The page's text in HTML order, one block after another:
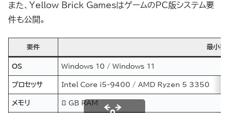
また、Yellow Brick GamesはゲームのPC版システム要
件も公開。
要件 最小要
OS Windows 10 / Windows 11
プロセッサ Intel Core i5-9400 / AMD Ryzen 5 3350
メモリ 8 GB RAM